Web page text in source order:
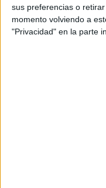
sus preferencias o
momento volviendo a
"Privacidad" en la parte